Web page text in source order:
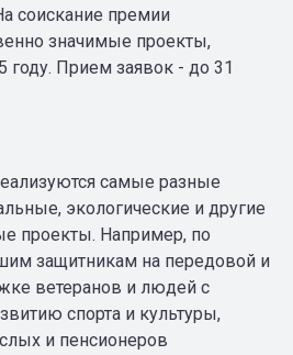
соискание премии
значимые проекты,
году. Прием заявок - до 31
самые разные
экологические и другие
проекты. Например, по
защитникам на передовой и
ветеранов и людей с
спорта и культуры,
и пенсионеров